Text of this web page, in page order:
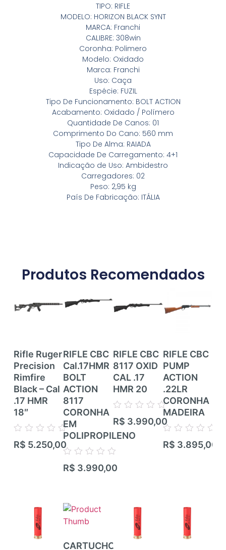
TIPO: RIFLE
MODELO: HORIZON BLACK SYNT
MARCA: Franchi
CALIBRE: 308win
Coronha: Polimero
Modelo: Oxidado
Marca: Franchi
Uso: Caça
Espécie: FUZIL
Tipo De Funcionamento: BOLT ACTION
Acabamento: Oxidado / Polímero
Quantidade De Canos: 01
Comprimento Do Cano: 560 mm
Tipo De Alma: RAIADA
Capacidade De Carregamento: 4+1
Indicação de Uso: Ambidestro
Carregadores: 02
Peso: 2,95 kg
País De Fabricação: ITÁLIA
Produtos Recomendados
Rifle Ruger
Precision
Rimfire
Black – Cal
.17 HMR
18″
Avaliação
0
R$ 5.250,00
RIFLE CBC
Cal.17HMR
BOLT
ACTION
8117
CORONHA
EM
POLIPROPILENO
Avaliação
0
R$ 3.990,00
RIFLE CBC
8117 OXID
CAL .17
HMR 20
Avaliação
0
de
5
R$ 3.990,00
RIFLE CBC
PUMP
ACTION
.22LR
CORONHA
MADEIRA
Avaliação
0
R$ 3.895,00
CARTUCHO